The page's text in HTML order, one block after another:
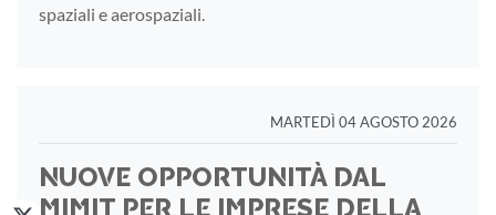
spaziali e aerospaziali.
MARTEDÌ 04 AGOSTO 2026
NUOVE OPPORTUNITÀ DAL
MIMIT PER LE IMPRESE DELLA